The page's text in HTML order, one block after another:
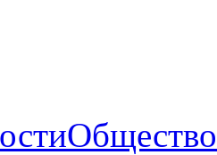
Общество